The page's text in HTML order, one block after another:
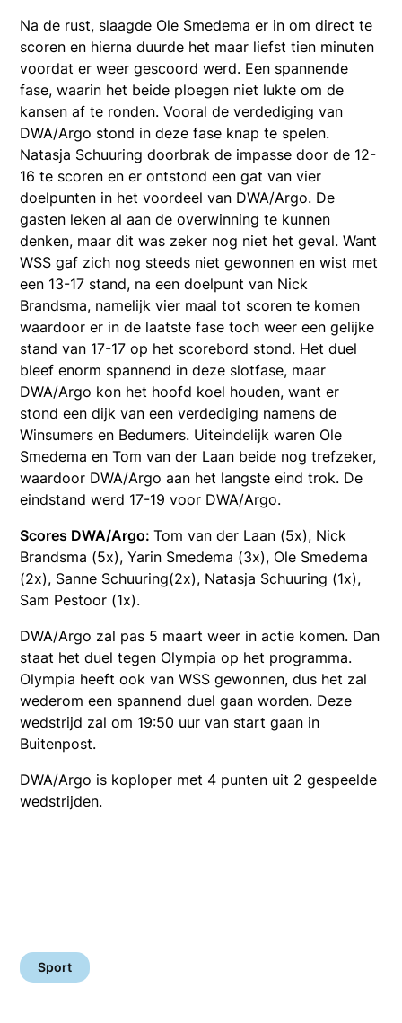
Na de rust, slaagde Ole Smedema er in om direct te
scoren en hierna duurde het maar liefst tien minuten
voordat er weer gescoord werd. Een spannende
fase, waarin het beide ploegen niet lukte om de
kansen af te ronden. Vooral de verdediging van
DWA/Argo stond in deze fase knap te spelen.
Natasja Schuuring doorbrak de impasse door de 12-
16 te scoren en er ontstond een gat van vier
doelpunten in het voordeel van DWA/Argo. De
gasten leken al aan de overwinning te kunnen
denken, maar dit was zeker nog niet het geval. Want
WSS gaf zich nog steeds niet gewonnen en wist met
een 13-17 stand, na een doelpunt van Nick
Brandsma, namelijk vier maal tot scoren te komen
waardoor er in de laatste fase toch weer een gelijke
stand van 17-17 op het scorebord stond. Het duel
bleef enorm spannend in deze slotfase, maar
DWA/Argo kon het hoofd koel houden, want er
stond een dijk van een verdediging namens de
Winsumers en Bedumers. Uiteindelijk waren Ole
Smedema en Tom van der Laan beide nog trefzeker,
waardoor DWA/Argo aan het langste eind trok. De
eindstand werd 17-19 voor DWA/Argo.
Scores DWA/Argo:Tom van der Laan (5x), Nick
Brandsma (5x), Yarin Smedema (3x), Ole Smedema
(2x), Sanne Schuuring(2x), Natasja Schuuring (1x),
Sam Pestoor (1x).
DWA/Argo zal pas 5 maart weer in actie komen. Dan
staat het duel tegen Olympia op het programma.
Olympia heeft ook van WSS gewonnen, dus het zal
wederom een spannend duel gaan worden. Deze
wedstrijd zal om 19:50 uur van start gaan in
Buitenpost.
DWA/Argo is koploper met 4 punten uit 2 gespeelde
wedstrijden.
Sport